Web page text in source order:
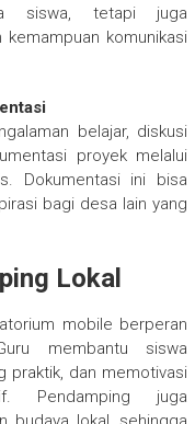
siswa, tetapi juga
komunikasi
belajar, diskusi
proyek melalui
Dokumentasi ini bisa
bagi desa lain yang
Lokal
mobile berperan
membantu siswa
praktik, dan memotivasi
Pendamping juga